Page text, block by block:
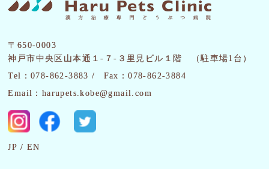
〒650-0003
神戸市中央区山本通１-７-３里見ビル１階 （駐車場1台）
Tel：078-862-3883 /
Fax：078-862-3884
Email：harupets.kobe@gmail.com
JP EN